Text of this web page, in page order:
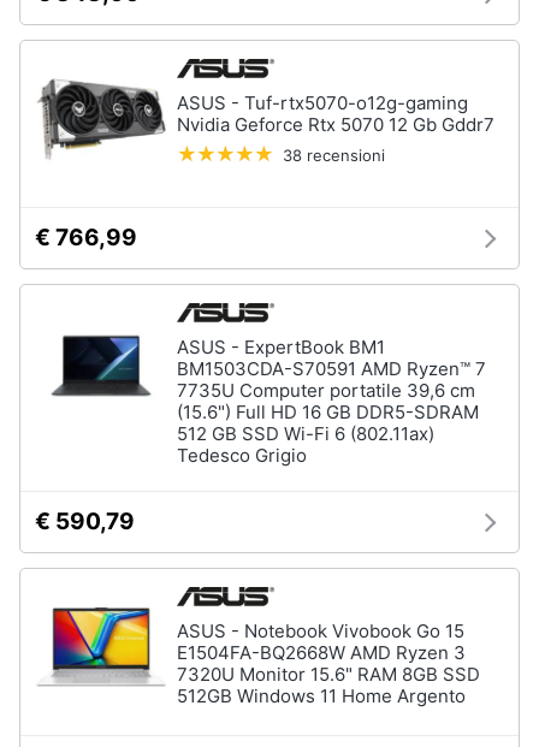
ASUS - Tuf-rtx5070-o12g-gaming
Nvidia Geforce Rtx 5070 12 Gb Gddr7
38 recensioni
€ 766,99
ASUS - ExpertBook BM1
BM1503CDA-S70591 AMD Ryzen™ 7
7735U Computer portatile 39,6 cm
(15.6") Full HD 16 GB DDR5-SDRAM
512 GB SSD Wi-Fi 6 (802.11ax)
Tedesco Grigio
€ 590,79
ASUS - Notebook Vivobook Go 15
E1504FA-BQ2668W AMD Ryzen 3
7320U Monitor 15.6" RAM 8GB SSD
512GB Windows 11 Home Argento